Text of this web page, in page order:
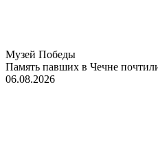
Музей Победы
Память павших в Чечне
06.08.2026